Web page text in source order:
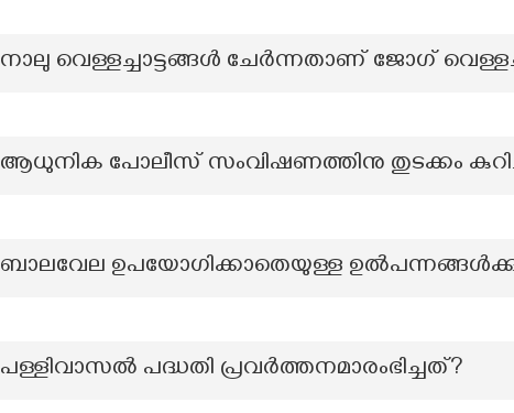
നാലു വെള്ളച്ചാട്ടങ്ങൾ ചേർന്നതാണ് ജോഗ്
ആധുനിക പോലീസ് സംവിഷണത്തിനു തുടക്കം
ബാലവേല ഉപയോഗിക്കാതെയുള്ള
പള്ളിവാസല്‍ പദ്ധതി പ്രവര്‍ത്തനമാരംഭിച്ചത്?